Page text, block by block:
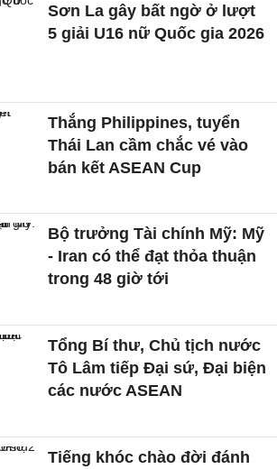
Sơn La gây bất ngờ ở lượt
5 giải U16 nữ Quốc gia 2026
Thắng Philippines, tuyển
Thái Lan cầm chắc vé vào
bán kết ASEAN Cup
Bộ trưởng Tài chính Mỹ: Mỹ
- Iran có thể đạt thỏa thuận
trong 48 giờ tới
Tổng Bí thư, Chủ tịch nước
Tô Lâm tiếp Đại sứ, Đại biện
các nước ASEAN
Tiếng khóc chào đời đánh